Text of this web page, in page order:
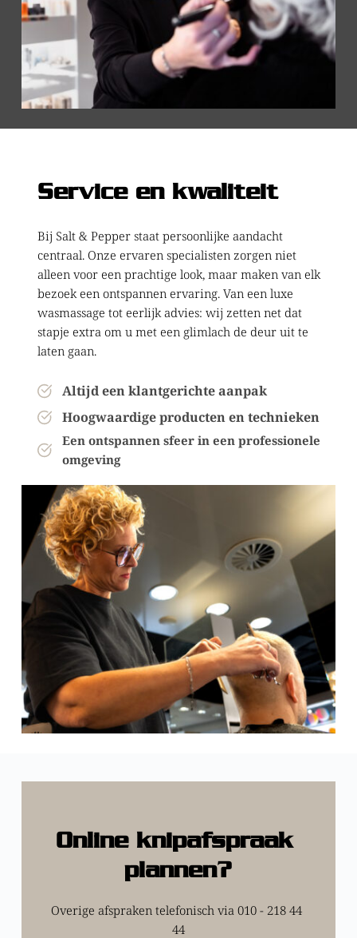
Service en kwaliteit
Bij Salt & Pepper staat persoonlijke aandacht
centraal. Onze ervaren specialisten zorgen niet
alleen voor een prachtige look, maar maken van elk
bezoek een ontspannen ervaring. Van een luxe
wasmassage tot eerlijk advies: wij zetten net dat
stapje extra om u met een glimlach de deur uit te
laten gaan.
Altijd een klantgerichte aanpak
Hoogwaardige producten en technieken
Een ontspannen sfeer in een professionele
omgeving
Online knipafspraak
plannen?
Overige afspraken telefonisch via 010 - 218 44
44